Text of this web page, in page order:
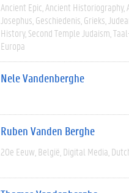
Ancient Epic Ancient Historiography
Josephus Geschiedenis Grieks
History Second Temple Judaism
Europa
Nele Vandenberghe
Ruben Vanden Berghe
20e Eeuw België Digital Media